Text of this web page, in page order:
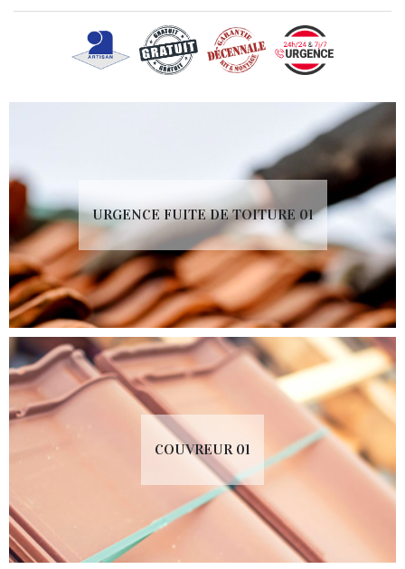
URGENCE FUITE DE TOITURE 01
COUVREUR 01